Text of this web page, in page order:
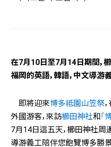
在7月10日至7月14日期間，
福岡的英語，韓語，中文導游
即將迎來博多祗園山笠祭
外國游客，來訪櫛田神社和「
7月14日這五天，櫛田神社周
導游義工陪伴您飽覽博多勝景